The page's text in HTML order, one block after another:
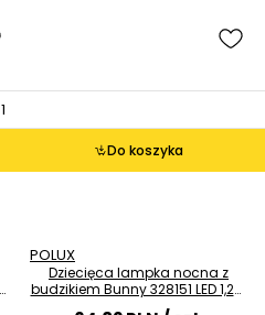
Do koszyka
POLUX
Dziecięca lampka nocna z
budzikiem Bunny 328151 LED 1,2W
3000K biała szara